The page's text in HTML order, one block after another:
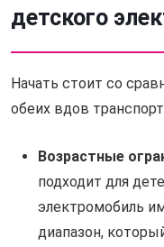
детского
Начать стоит со
обеих вдов
Возрастные
подходит для
электромобиль
диапазон,